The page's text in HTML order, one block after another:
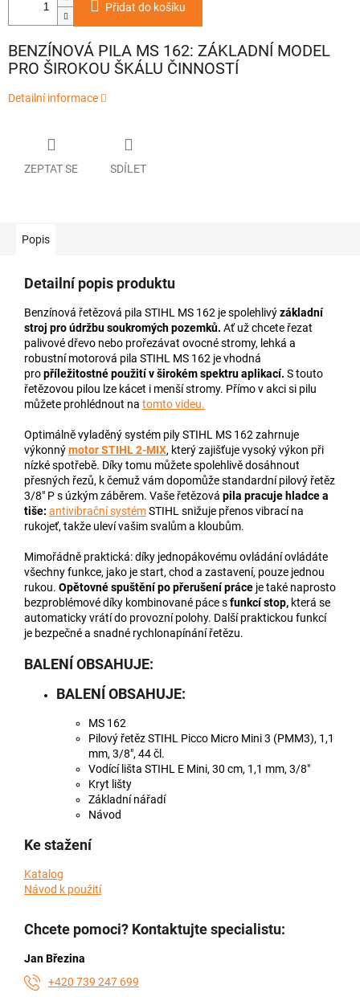
Přidat do košíku
BENZÍNOVÁ PILA MS 162: ZÁKLADNÍ MODEL
PRO ŠIROKOU ŠKÁLU ČINNOSTÍ
Detailní informace
ZEPTAT SE SDÍLET
Popis
Detailní popis produktu
Benzínová řetězová pila STIHL MS 162 je spolehlivýzákladní
stroj pro údržbu soukromých pozemků. Ať už chcete řezat
palivové dřevo nebo prořezávat ovocné stromy, lehká a
robustní motorová pila STIHL MS 162 je vhodná
propříležitostné použití v širokém spektru aplikací. S touto
řetězovou pilou lze kácet i menší stromy. Přímo v akci si pilu
můžete prohlédnout na tomto videu.
Optimálně vyladěný systém pily STIHL MS 162 zahrnuje
výkonnýmotor STIHL 2-MIX, který zajišťuje vysoký výkon při
nízké spotřebě. Díky tomu můžete spolehlivě dosáhnout
přesných řezů, k čemuž vám dopomůže standardní pilový řetěz
3/8" Ps úzkým záběrem. Vaše řetězová pila pracuje hladce a
tiše: antivibrační systémSTIHL snižuje přenos vibrací na
rukojeť, takže uleví vašim svalům a kloubům.
Mimořádně praktická: díky jednopákovému ovládání ovládáte
všechny funkce, jako je start, chod a zastavení, pouze jednou
rukou. Opětovné spuštění po přerušení práce je také naprosto
bezproblémové díky kombinované páce sfunkcí stop, která se
automaticky vrátí do provozní polohy. Další praktickou funkcí
je bezpečné a snadné rychlonapínání řetězu.
BALENÍ OBSAHUJE:
BALENÍ OBSAHUJE:
MS 162
Pilový řetězSTIHL Picco Micro Mini 3 (PMM3), 1,1
mm, 3/8", 44 čl.
Vodící lišta STIHL E Mini, 30 cm, 1,1 mm, 3/8"
Kryt lišty
Základní nářadí
Návod
Ke stažení
Katalog
Návod k použití
Chcete pomoci? Kontaktujte specialistu:
Jan Březina
+420 739 247 699